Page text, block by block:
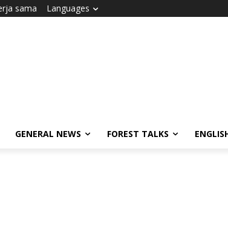
sama Languages
GENERAL NEWS FOREST TALKS